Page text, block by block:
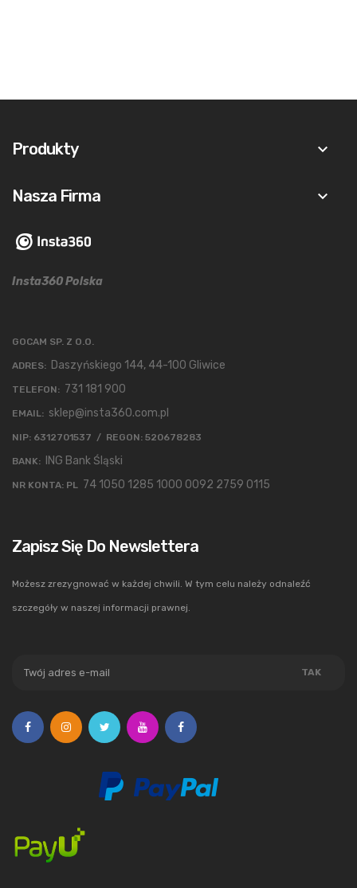
Produkty keyboard_arrow_down
Nasza Firma keyboard_arrow_down
Insta360 Polska
GOCAM SP. Z O.O.
ADRES: Daszyńskiego 144, 44-100 Gliwice
TELEFON: 731 181 900
EMAIL: sklep@insta360.com.pl
NIP: 6312701537 / REGON: 520678283
BANK: ING Bank Śląski
NR KONTA: PL 74 1050 1285 1000 0092 2759 0115
Zapisz Się Do Newslettera
Możesz zrezygnować w każdej chwili. W tym celu należy odnaleźć
szczegóły w naszej informacji prawnej.